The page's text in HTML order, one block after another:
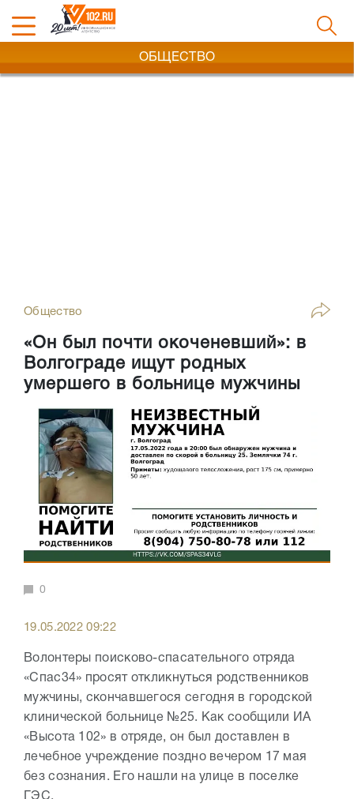
ОБЩЕСТВО
Общество
«Он был почти окоченевший»: в
Волгограде ищут родных
умершего в больнице мужчины
0
19.05.2022 09:22
Волонтеры поисково-спасательного отряда
«Спас34» просят откликнуться родственников
мужчины, скончавшегося сегодня в городской
клинической больнице №25. Как сообщили ИА
«Высота 102» в отряде, он был доставлен в
лечебное учреждение поздно вечером 17 мая
без сознания. Его нашли на улице в поселке